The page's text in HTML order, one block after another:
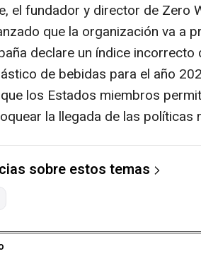
el fundador y director de Zero
que la organización va a
declare un índice
de bebidas para el año
los Estados miembros
la llegada de las políticas
sobre estos temas